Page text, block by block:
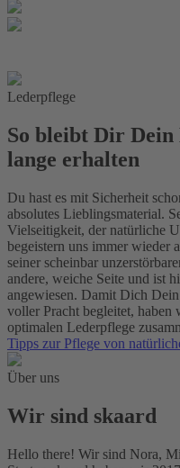
Lederpflege
So bleibt Dir Dein
lange erhalten
Du hast es mit Sicherheit
absolutes Lieblingsmaterial.
Vielseitigkeit, der natürliche
begeistern uns immer wieder
seiner scheinbar
andere, weiche Seite und ist
angewiesen. Damit Dich
voller Pracht begleitet,
optimalen Lederpflege
Tipps zur Pflege von
Über uns
Wir sind skaard
Hello there! Wir sind Nora,